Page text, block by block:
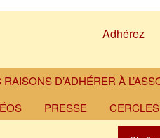
Adhérez
RAISONS D’ADHÉRER À
PRESSE